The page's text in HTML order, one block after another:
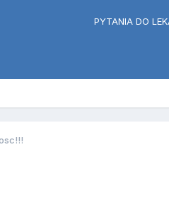
PYTANIA DO